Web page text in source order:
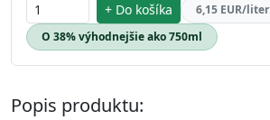
+ Do košíka
6,15 EUR/liter
O 38% výhodnejšie ako 750ml
Popis produktu: